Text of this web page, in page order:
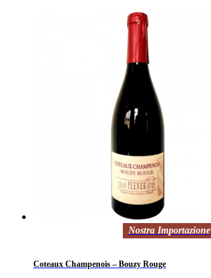
Nostra Importazione
Coteaux Champenois – Bouzy Rouge